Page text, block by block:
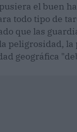
el buen
todo tipo de
que las
peligrosidad,
geográfica